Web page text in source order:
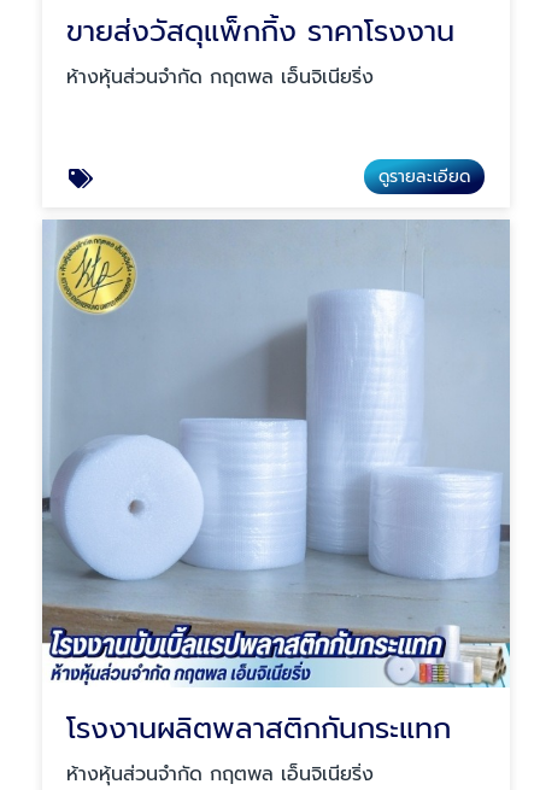
ขายส่งวัสดุแพ็กกิ้ง ราคาโรงงาน
ห้างหุ้นส่วนจำกัด กฤตพล เอ็นจิเนียริ่ง
ดูรายละเอียด
โรงงานผลิตพลาสติกกันกระแทก
ห้างหุ้นส่วนจำกัด กฤตพล เอ็นจิเนียริ่ง